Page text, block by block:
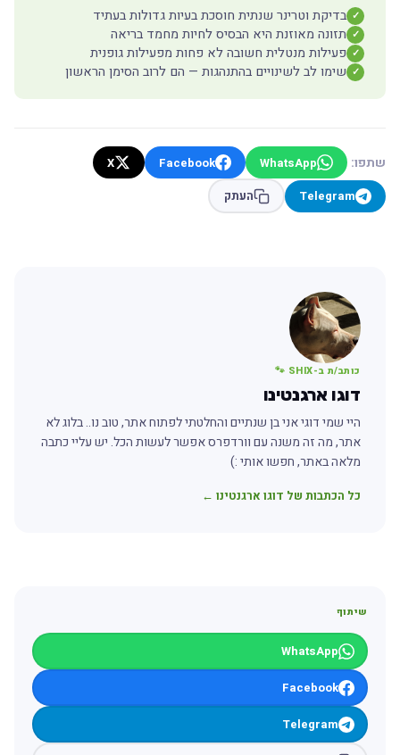
✓ בדיקת וטרינר שנתית חוסכת בעיות גדולות בעתיד
✓ תזונה מאוזנת היא הבסיס לחיות מחמד בריאה
✓ פעילות מנטלית חשובה לא פחות מפעילות גופנית
✓ שימו לב לשינויים בהתנהגות — הם לרוב הסימן הראשון
שתפו: WhatsApp
Facebook
X
Telegram
העתק
כותב/ת ב-SHIX 🐾
דוגו ארגנטינו
היי שמי דוגי אני בן שנתיים והחלטתי לפתוח אתר, טוב נו.. בלוג לא
אתר, מה זה משנה עם וורדפרס אפשר לעשות הכל. יש עליי כתבה
מלאה באתר, חפשו אותי :)
כל הכתבות של דוגו ארגנטינו ←
שיתוף
WhatsApp
Facebook
Telegram